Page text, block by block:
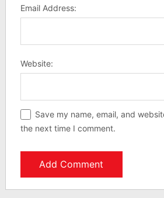
Email Address:
Website:
Save my name, email, and
the next time I comment.